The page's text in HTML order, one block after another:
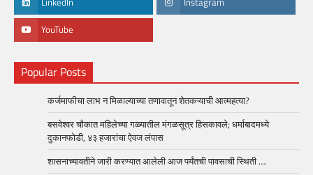
YouTube
Popular Posts
कर्जमाफीचा लाभ न मिळाल्याच्या तणावातून शेतकऱ्याची आत्महत्या?
बसवेश्वर चौकात महिलेच्या गळ्यातील मंगळसूत्र हिसकावले; धर्माबादमध्ये
दुकानफोडी, ४३ हजारांचा ऐवज लंपास
शासनाच्यावतीने जारी करण्यात आलेली आज पर्यंतची पावसाची स्थिती ….